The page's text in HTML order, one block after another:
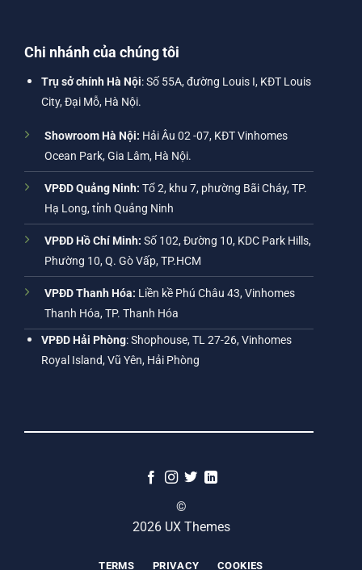
Chi nhánh của chúng tôi
Trụ sở chính Hà Nội: Số 55A, đường Louis I, KĐT Louis
City, Đại Mỗ, Hà Nội.
Showroom Hà Nội: Hải Âu 02 -07, KĐT Vinhomes
Ocean Park, Gia Lâm, Hà Nội.
VPĐD Quảng Ninh: Tổ 2, khu 7, phường Bãi Cháy, TP.
Hạ Long, tỉnh Quảng Ninh
VPĐD Hồ Chí Minh: Số 102, Đường 10, KDC Park Hills,
Phường 10, Q. Gò Vấp, TP.HCM
VPĐD Thanh Hóa: Liền kề Phú Châu 43, Vinhomes
Thanh Hóa, TP. Thanh Hóa
VPĐD Hải Phòng: Shophouse, TL 27-26, Vinhomes
Royal Island, Vũ Yên, Hải Phòng
©
2026 UX Themes
TERMS PRIVACY COOKIES